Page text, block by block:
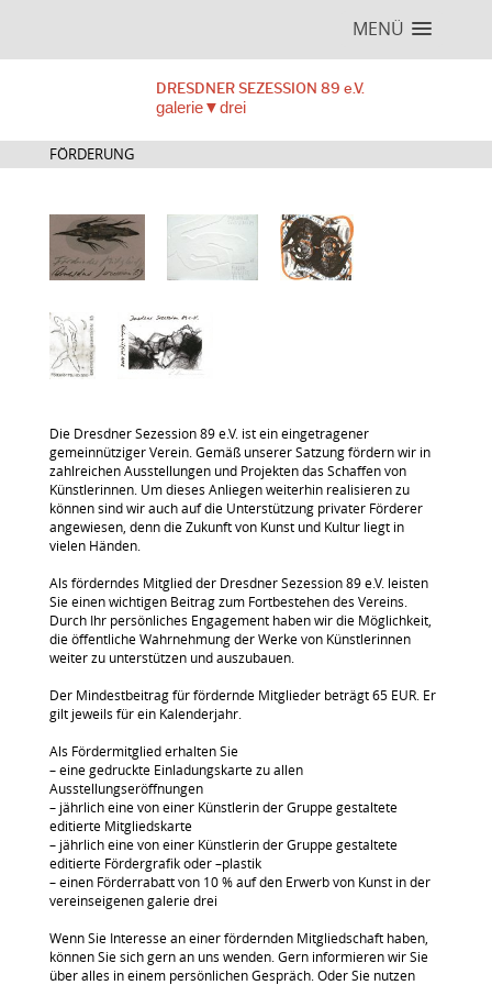
MENÜ
DRESDNER SEZESSION 89 e.V.
galerie▼drei
FÖRDERUNG
Die Dresdner Sezession 89 e.V. ist ein eingetragener
gemeinnütziger Verein. Gemäß unserer Satzung fördern wir in
zahlreichen Ausstellungen und Projekten das Schaffen von
Künstlerinnen. Um dieses Anliegen weiterhin realisieren zu
können sind wir auch auf die Unterstützung privater Förderer
angewiesen, denn die Zukunft von Kunst und Kultur liegt in
vielen Händen.
Als förderndes Mitglied der Dresdner Sezession 89 e.V. leisten
Sie einen wichtigen Beitrag zum Fortbestehen des Vereins.
Durch Ihr persönliches Engagement haben wir die Möglichkeit,
die öffentliche Wahrnehmung der Werke von Künstlerinnen
weiter zu unterstützen und auszubauen.
Der Mindestbeitrag für fördernde Mitglieder beträgt 65 EUR. Er
gilt jeweils für ein Kalenderjahr.
Als Fördermitglied erhalten Sie
– eine gedruckte Einladungskarte zu allen
Ausstellungseröffnungen
– jährlich eine von einer Künstlerin der Gruppe gestaltete
editierte Mitgliedskarte
– jährlich eine von einer Künstlerin der Gruppe gestaltete
editierte Fördergrafik oder –plastik
– einen Förderrabatt von 10 % auf den Erwerb von Kunst in der
vereinseigenen galerie drei
Wenn Sie Interesse an einer fördernden Mitgliedschaft haben,
können Sie sich gern an uns wenden. Gern informieren wir Sie
über alles in einem persönlichen Gespräch. Oder Sie nutzen